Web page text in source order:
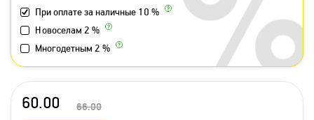
При оплате за наличные 10 %
Новоселам 2 %
Многодетным 2 %
60.00 66.00